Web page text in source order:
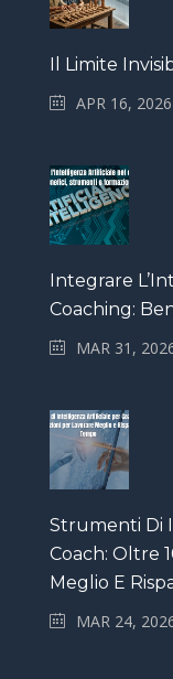
Il Limite
APR 16, 2026
Integrare
Coaching:
MAR 31,
Strumenti Di
Coach: Oltre
Meglio E
MAR 24,